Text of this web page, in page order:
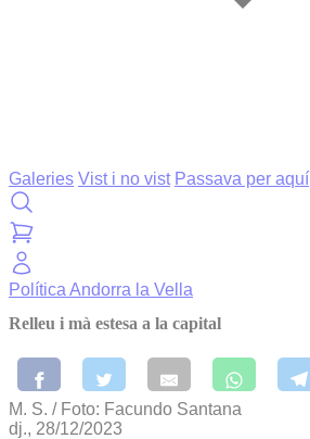
Galeries Vist i no vist Passava per aquí
Política Andorra la Vella
Relleu i mà estesa a la capital
M. S. / Foto: Facundo Santana
dj., 28/12/2023